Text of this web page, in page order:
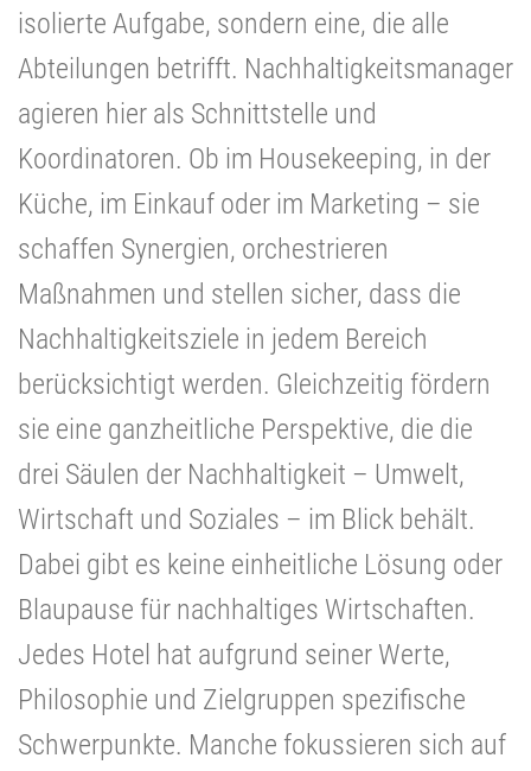
isolierte Aufgabe, sondern eine, die alle
Abteilungen betrifft. Nachhaltigkeitsmanager
agieren hier als Schnittstelle und
Koordinatoren. Ob im Housekeeping, in der
Küche, im Einkauf oder im Marketing – sie
schaffen Synergien, orchestrieren
Maßnahmen und stellen sicher, dass die
Nachhaltigkeitsziele in jedem Bereich
berücksichtigt werden. Gleichzeitig fördern
sie eine ganzheitliche Perspektive, die die
drei Säulen der Nachhaltigkeit – Umwelt,
Wirtschaft und Soziales – im Blick behält.
Dabei gibt es keine einheitliche Lösung oder
Blaupause für nachhaltiges Wirtschaften.
Jedes Hotel hat aufgrund seiner Werte,
Philosophie und Zielgruppen spezifische
Schwerpunkte. Manche fokussieren sich auf